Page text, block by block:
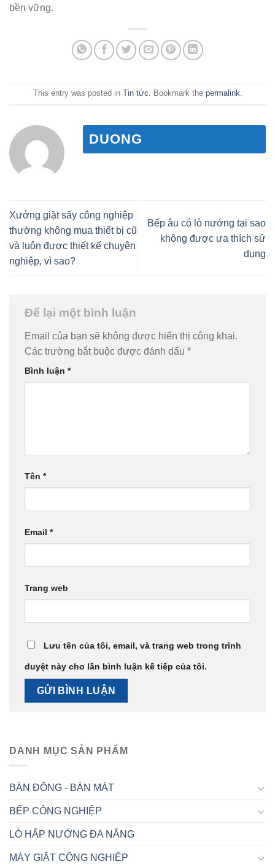
bền vững.
This entry was posted in Tin tức. Bookmark the permalink.
DUONG
Xưởng giặt sấy công nghiệp
thường không mua thiết bị cũ
và luôn được thiết kế chuyên
nghiệp, vì sao?
Bếp âu có lò nướng tại sao
không được ưa thích sử
dụng
Để lại một bình luận
Email của bạn sẽ không được hiển thị công khai.
Các trường bắt buộc được đánh dấu *
Bình luận *
Tên *
Email *
Trang web
Lưu tên của tôi, email, và trang web trong trình
duyệt này cho lần bình luận kế tiếp của tôi.
DANH MỤC SẢN PHẨM
BÀN ĐÔNG - BÀN MÁT
BẾP CÔNG NGHIỆP
LÒ HẤP NƯỚNG ĐA NĂNG
MÁY GIẶT CÔNG NGHIỆP